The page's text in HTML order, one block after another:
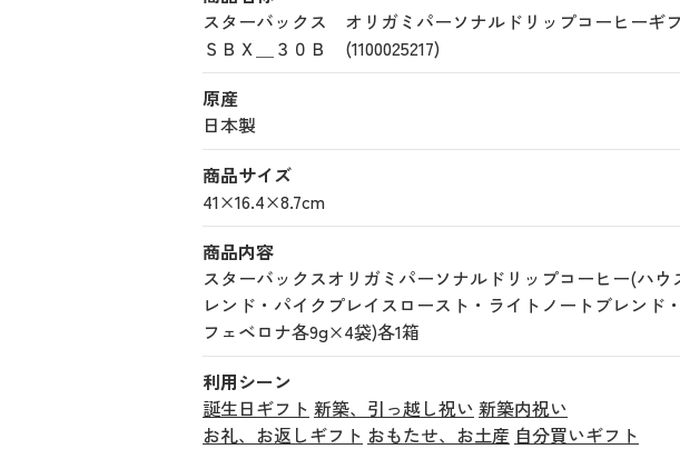
スターバックス オリガミパーソナルドリップコーヒーギ
ＳＢＸ＿３０Ｂ (1100025217)
原産
日本製
商品サイズ
41×16.4×8.7cm
商品内容
スターバックスオリガミパーソナルドリップコーヒー(ハウ
レンド・パイクプレイスロースト・ライトノートブレンド
フェベロナ各9g×4袋)各1箱
利用シーン
誕生日ギフト 新築、引っ越し祝い 新築内祝い
お礼、お返しギフト おもたせ、お土産 自分買いギフト